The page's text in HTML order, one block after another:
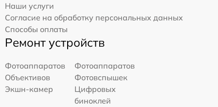
Наши услуги
Согласие на обработку персональных данных
Способы оплаты
Ремонт устройств
Фотоаппаратов
Фотоаппаратов
Объективов
Фотовспышек
Экшн-камер
Цифровых
биноклей